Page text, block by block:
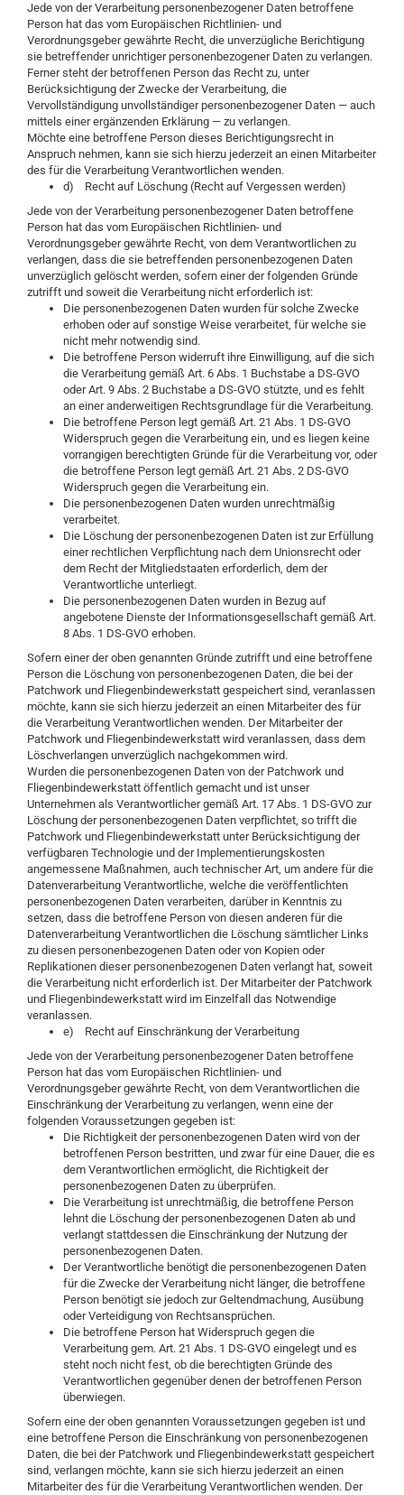
Jede von der Verarbeitung personenbezogener Daten betroffene
Person hat das vom Europäischen Richtlinien- und
Verordnungsgeber gewährte Recht, die unverzügliche Berichtigung
sie betreffender unrichtiger personenbezogener Daten zu verlangen.
Ferner steht der betroffenen Person das Recht zu, unter
Berücksichtigung der Zwecke der Verarbeitung, die
Vervollständigung unvollständiger personenbezogener Daten — auch
mittels einer ergänzenden Erklärung — zu verlangen.
Möchte eine betroffene Person dieses Berichtigungsrecht in
Anspruch nehmen, kann sie sich hierzu jederzeit an einen Mitarbeiter
des für die Verarbeitung Verantwortlichen wenden.
d) Recht auf Löschung (Recht auf Vergessen werden)
Jede von der Verarbeitung personenbezogener Daten betroffene
Person hat das vom Europäischen Richtlinien- und
Verordnungsgeber gewährte Recht, von dem Verantwortlichen zu
verlangen, dass die sie betreffenden personenbezogenen Daten
unverzüglich gelöscht werden, sofern einer der folgenden Gründe
zutrifft und soweit die Verarbeitung nicht erforderlich ist:
Die personenbezogenen Daten wurden für solche Zwecke
erhoben oder auf sonstige Weise verarbeitet, für welche sie
nicht mehr notwendig sind.
Die betroffene Person widerruft ihre Einwilligung, auf die sich
die Verarbeitung gemäß Art. 6 Abs. 1 Buchstabe a DS-GVO
oder Art. 9 Abs. 2 Buchstabe a DS-GVO stützte, und es fehlt
an einer anderweitigen Rechtsgrundlage für die Verarbeitung.
Die betroffene Person legt gemäß Art. 21 Abs. 1 DS-GVO
Widerspruch gegen die Verarbeitung ein, und es liegen keine
vorrangigen berechtigten Gründe für die Verarbeitung vor, oder
die betroffene Person legt gemäß Art. 21 Abs. 2 DS-GVO
Widerspruch gegen die Verarbeitung ein.
Die personenbezogenen Daten wurden unrechtmäßig
verarbeitet.
Die Löschung der personenbezogenen Daten ist zur Erfüllung
einer rechtlichen Verpflichtung nach dem Unionsrecht oder
dem Recht der Mitgliedstaaten erforderlich, dem der
Verantwortliche unterliegt.
Die personenbezogenen Daten wurden in Bezug auf
angebotene Dienste der Informationsgesellschaft gemäß Art.
8 Abs. 1 DS-GVO erhoben.
Sofern einer der oben genannten Gründe zutrifft und eine betroffene
Person die Löschung von personenbezogenen Daten, die bei der
Patchwork und Fliegenbindewerkstatt gespeichert sind, veranlassen
möchte, kann sie sich hierzu jederzeit an einen Mitarbeiter des für
die Verarbeitung Verantwortlichen wenden. Der Mitarbeiter der
Patchwork und Fliegenbindewerkstatt wird veranlassen, dass dem
Löschverlangen unverzüglich nachgekommen wird.
Wurden die personenbezogenen Daten von der Patchwork und
Fliegenbindewerkstatt öffentlich gemacht und ist unser
Unternehmen als Verantwortlicher gemäß Art. 17 Abs. 1 DS-GVO zur
Löschung der personenbezogenen Daten verpflichtet, so trifft die
Patchwork und Fliegenbindewerkstatt unter Berücksichtigung der
verfügbaren Technologie und der Implementierungskosten
angemessene Maßnahmen, auch technischer Art, um andere für die
Datenverarbeitung Verantwortliche, welche die veröffentlichten
personenbezogenen Daten verarbeiten, darüber in Kenntnis zu
setzen, dass die betroffene Person von diesen anderen für die
Datenverarbeitung Verantwortlichen die Löschung sämtlicher Links
zu diesen personenbezogenen Daten oder von Kopien oder
Replikationen dieser personenbezogenen Daten verlangt hat, soweit
die Verarbeitung nicht erforderlich ist. Der Mitarbeiter der Patchwork
und Fliegenbindewerkstatt wird im Einzelfall das Notwendige
veranlassen.
e) Recht auf Einschränkung der Verarbeitung
Jede von der Verarbeitung personenbezogener Daten betroffene
Person hat das vom Europäischen Richtlinien- und
Verordnungsgeber gewährte Recht, von dem Verantwortlichen die
Einschränkung der Verarbeitung zu verlangen, wenn eine der
folgenden Voraussetzungen gegeben ist:
Die Richtigkeit der personenbezogenen Daten wird von der
betroffenen Person bestritten, und zwar für eine Dauer, die es
dem Verantwortlichen ermöglicht, die Richtigkeit der
personenbezogenen Daten zu überprüfen.
Die Verarbeitung ist unrechtmäßig, die betroffene Person
lehnt die Löschung der personenbezogenen Daten ab und
verlangt stattdessen die Einschränkung der Nutzung der
personenbezogenen Daten.
Der Verantwortliche benötigt die personenbezogenen Daten
für die Zwecke der Verarbeitung nicht länger, die betroffene
Person benötigt sie jedoch zur Geltendmachung, Ausübung
oder Verteidigung von Rechtsansprüchen.
Die betroffene Person hat Widerspruch gegen die
Verarbeitung gem. Art. 21 Abs. 1 DS-GVO eingelegt und es
steht noch nicht fest, ob die berechtigten Gründe des
Verantwortlichen gegenüber denen der betroffenen Person
überwiegen.
Sofern eine der oben genannten Voraussetzungen gegeben ist und
eine betroffene Person die Einschränkung von personenbezogenen
Daten, die bei der Patchwork und Fliegenbindewerkstatt gespeichert
sind, verlangen möchte, kann sie sich hierzu jederzeit an einen
Mitarbeiter des für die Verarbeitung Verantwortlichen wenden. Der